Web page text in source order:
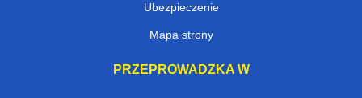
Ubezpieczenie
Mapa strony
PRZEPROWADZKA W